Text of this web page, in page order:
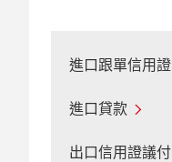
進口跟單信用證
進口貸款
出口信用證議付